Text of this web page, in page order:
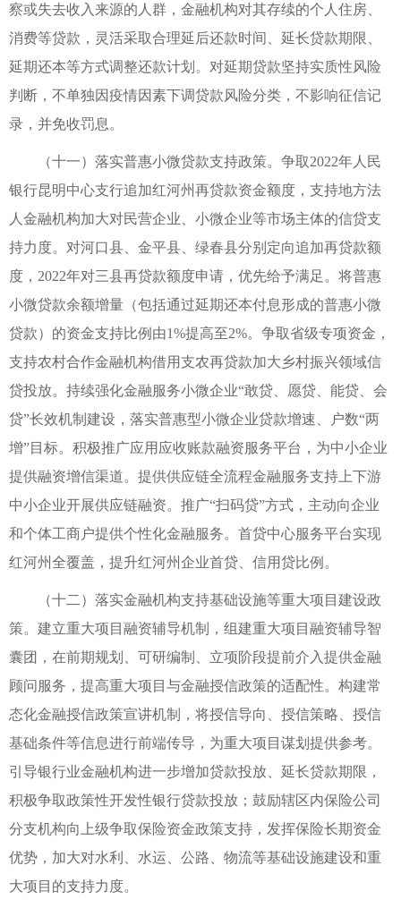
察或失去收入来源的人群，金融机构对其存续的个人住房、
消费等贷款，灵活采取合理延后还款时间、延长贷款期限、
延期还本等方式调整还款计划。对延期贷款坚持实质性风险
判断，不单独因疫情因素下调贷款风险分类，不影响征信记
录，并免收罚息。
（十一）落实普惠小微贷款支持政策。争取2022年人民
银行昆明中心支行追加红河州再贷款资金额度，支持地方法
人金融机构加大对民营企业、小微企业等市场主体的信贷支
持力度。对河口县、金平县、绿春县分别定向追加再贷款额
度，2022年对三县再贷款额度申请，优先给予满足。将普惠
小微贷款余额增量（包括通过延期还本付息形成的普惠小微
贷款）的资金支持比例由1%提高至2%。争取省级专项资金，
支持农村合作金融机构借用支农再贷款加大乡村振兴领域信
贷投放。持续强化金融服务小微企业“敢贷、愿贷、能贷、会
贷”长效机制建设，落实普惠型小微企业贷款增速、户数“两
增”目标。积极推广应用应收账款融资服务平台，为中小企业
提供融资增信渠道。提供供应链全流程金融服务支持上下游
中小企业开展供应链融资。推广“扫码贷”方式，主动向企业
和个体工商户提供个性化金融服务。首贷中心服务平台实现
红河州全覆盖，提升红河州企业首贷、信用贷比例。
（十二）落实金融机构支持基础设施等重大项目建设政
策。建立重大项目融资辅导机制，组建重大项目融资辅导智
囊团，在前期规划、可研编制、立项阶段提前介入提供金融
顾问服务，提高重大项目与金融授信政策的适配性。构建常
态化金融授信政策宣讲机制，将授信导向、授信策略、授信
基础条件等信息进行前端传导，为重大项目谋划提供参考。
引导银行业金融机构进一步增加贷款投放、延长贷款期限，
积极争取政策性开发性银行贷款投放；鼓励辖区内保险公司
分支机构向上级争取保险资金政策支持，发挥保险长期资金
优势，加大对水利、水运、公路、物流等基础设施建设和重
大项目的支持力度。